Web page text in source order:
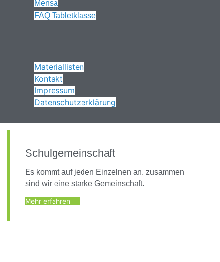
Mensa
FAQ Tabletklasse
Materiallisten
Kontakt
Impressum
Datenschutzerklärung
Schulgemeinschaft
Es kommt auf jeden Einzelnen an, zusammen
sind wir eine starke Gemeinschaft.
Mehr erfahren